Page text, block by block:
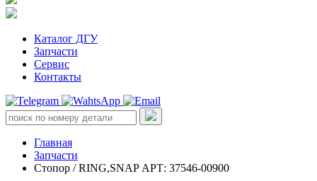
Каталог ДГУ
Запчасти
Сервис
Контакты
Главная
Запчасти
Стопор / RING,SNAP АРТ: 37546-00900